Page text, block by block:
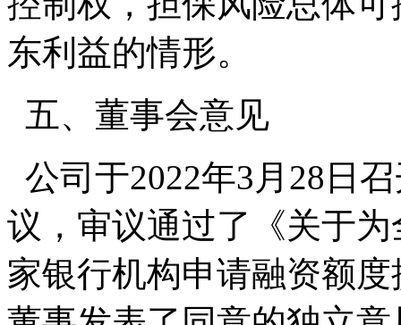
东利益的情形。
五、董事会意见
公司于2022年3月28日
议，审议通过了《关于
家银行机构申请融资额